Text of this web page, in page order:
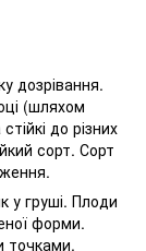
дозрівання.
(шляхом
до різних
сорт. Сорт
у груші. Плоди
форми.
точками.